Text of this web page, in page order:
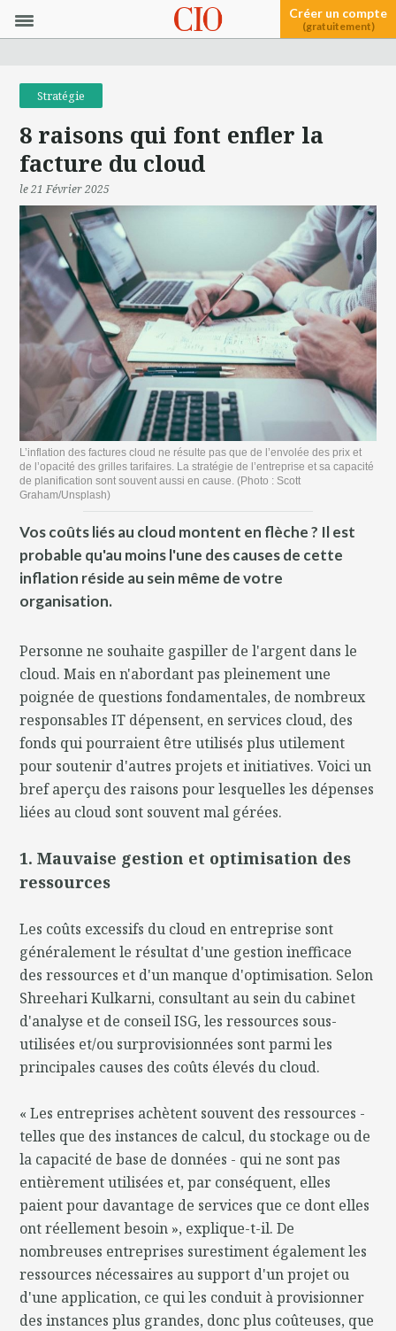
Créer un compte
(gratuitement)
Stratégie
8 raisons qui font enfler la
facture du cloud
le 21 Février 2025
L’inflation des factures cloud ne résulte pas que de l’envolée des prix et
de l’opacité des grilles tarifaires. La stratégie de l’entreprise et sa capacité
de planification sont souvent aussi en cause. (Photo : Scott
Graham/Unsplash)
Vos coûts liés au cloud montent en flèche ? Il est
probable qu'au moins l'une des causes de cette
inflation réside au sein même de votre
organisation.
Personne ne souhaite gaspiller de l'argent dans le
cloud. Mais en n'abordant pas pleinement une
poignée de questions fondamentales, de nombreux
responsables IT dépensent, en services cloud, des
fonds qui pourraient être utilisés plus utilement
pour soutenir d'autres projets et initiatives. Voici un
bref aperçu des raisons pour lesquelles les dépenses
liées au cloud sont souvent mal gérées.
1. Mauvaise gestion et optimisation des
ressources
Les coûts excessifs du cloud en entreprise sont
généralement le résultat d'une gestion inefficace
des ressources et d'un manque d'optimisation. Selon
Shreehari Kulkarni, consultant au sein du cabinet
d'analyse et de conseil ISG, les ressources sous-
utilisées et/ou surprovisionnées sont parmi les
principales causes des coûts élevés du cloud.
« Les entreprises achètent souvent des ressources -
telles que des instances de calcul, du stockage ou de
la capacité de base de données - qui ne sont pas
entièrement utilisées et, par conséquent, elles
paient pour davantage de services que ce dont elles
ont réellement besoin », explique-t-il. De
nombreuses entreprises surestiment également les
ressources nécessaires au support d'un projet ou
d'une application, ce qui les conduit à provisionner
des instances plus grandes, donc plus coûteuses, que